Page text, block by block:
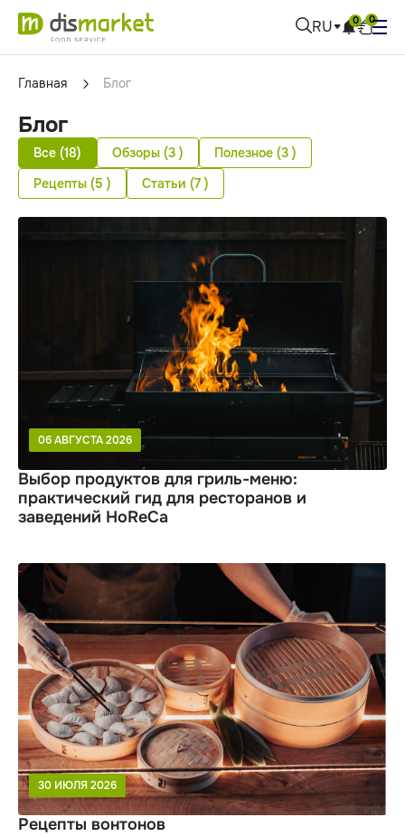
RU 0 0
Главная Блог
Блог
Все (18) Обзоры (3 )
Полезное (3 )
Рецепты (5 )
Статьи (7 )
06 АВГУСТА 2026
Выбор продуктов для гриль-меню:
практический гид для ресторанов и
заведений HoReCa
30 ИЮЛЯ 2026
Рецепты вонтонов